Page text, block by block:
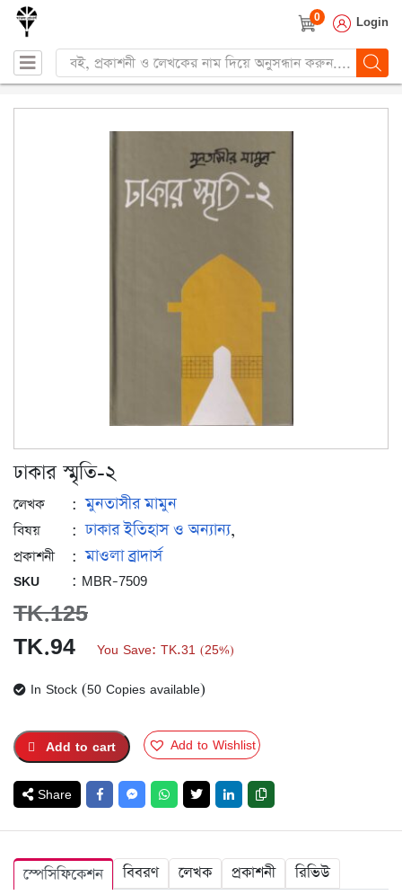
0 Login
Products
search
ঢাকার স্মৃতি-২
লেখক : মুনতাসীর মামুন
বিষয় : ঢাকার ইতিহাস ও অন্যান্য,
প্রকাশনী : মাওলা ব্রাদার্স
SKU : MBR-7509
TK.125
Original
price
TK.125.
TK.94Current
price
TK.94.
You Save: TK.31 (25%)
In Stock (50 Copies available)
Add to cart Add to Wishlist
Share
স্পেসিফিকেশন বিবরণ লেখক প্রকাশনী রিভিউ